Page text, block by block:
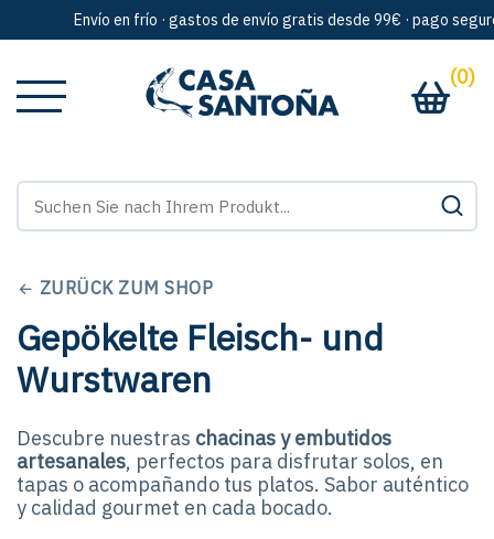
Envío en frío · gastos de envío gratis desde 99€ · pago seguro
(0)
ZURÜCK ZUM SHOP
Gepökelte Fleisch- und
Wurstwaren
Descubre nuestras chacinas y embutidos
artesanales, perfectos para disfrutar solos, en
tapas o acompañando tus platos. Sabor auténtico
y calidad gourmet en cada bocado.